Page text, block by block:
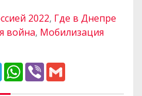
2022, Где в Днепре
война, Мобилизация
T
e
W
h
V